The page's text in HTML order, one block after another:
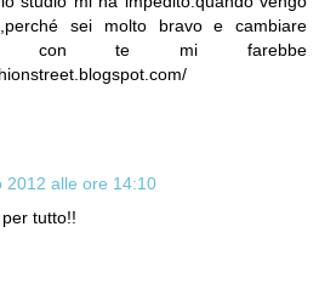
sei molto bravo e cambiare
con te mi farebbe
2012 alle ore 14:10
tutto!!